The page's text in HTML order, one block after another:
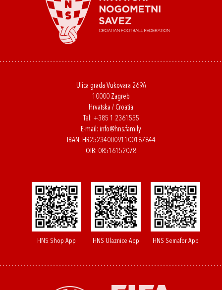
Ulica grada Vukovara 269A
10000 Zagreb
Hrvatska / Croatia
Tel: +385 1 2361555
E-mail: info@hns.family
IBAN: HR2523400091100187844
OIB: 08516152078
HNS Shop App HNS Ulaznice App HNS Semafor App